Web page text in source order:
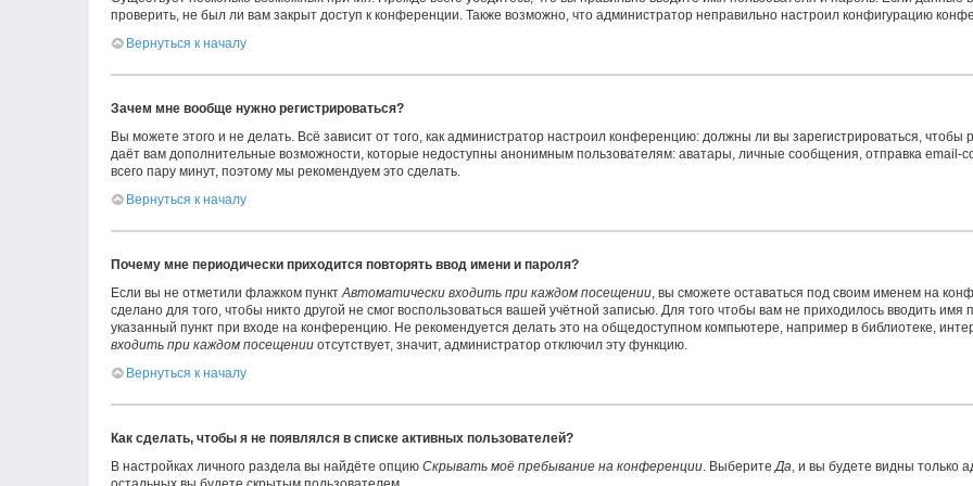
проверить, не был ли вам закрыт доступ к конференции. Также возможно, что администратор неправильно настроил конфигурацию
Вернуться к началу
Зачем мне вообще нужно регистрироваться?
Вы можете этого и не делать. Всё зависит от того, как администратор настроил конференцию: должны ли вы зарегистрироваться,
даёт вам дополнительные возможности, которые недоступны анонимным пользователям: аватары, личные сообщения, отправка email-
всего пару минут, поэтому мы рекомендуем это сделать.
Вернуться к началу
Почему мне периодически приходится повторять ввод имени и пароля?
Если вы не отметили флажком пунктАвтоматически входить при каждом посещении, вы сможете оставаться под своим именем на
сделано для того, чтобы никто другой не смог воспользоваться вашей учётной записью. Для того чтобы вам не приходилось вводить
указанный пункт при входе на конференцию. Не рекомендуется делать это на общедоступном компьютере, например в библиотеке,
входить при каждом посещении отсутствует, значит, администратор отключил эту функцию.
Вернуться к началу
Как сделать, чтобы я не появлялся в списке активных пользователей?
В настройках личного раздела вы найдёте опцию Скрывать моё пребывание на конференции. ВыберитеДа, и вы будете видны только